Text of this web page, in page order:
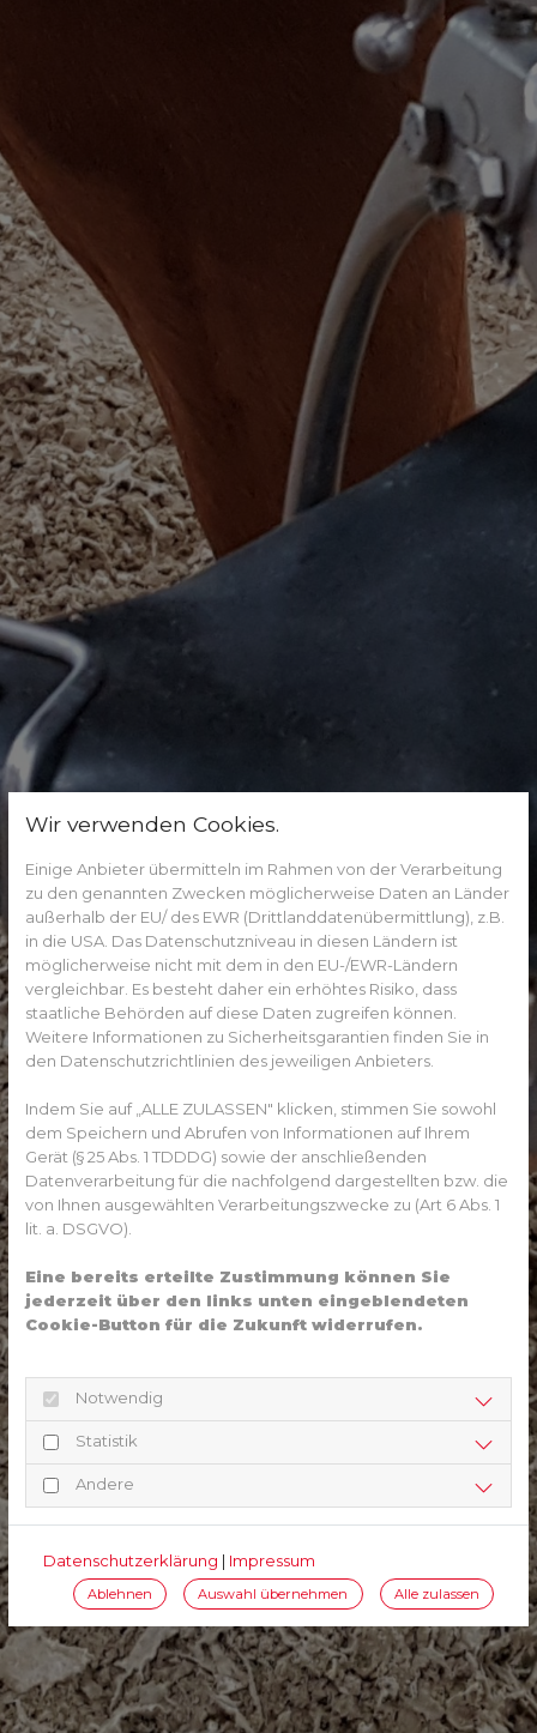
Wir verwenden Cookies.
Einige Anbieter übermitteln im Rahmen von der Verarbeitung
zu den genannten Zwecken möglicherweise Daten an Länder
außerhalb der EU/ des EWR (Drittlanddatenübermittlung), z.B.
in die USA. Das Datenschutzniveau in diesen Ländern ist
möglicherweise nicht mit dem in den EU-/EWR-Ländern
vergleichbar. Es besteht daher ein erhöhtes Risiko, dass
staatliche Behörden auf diese Daten zugreifen können.
Weitere Informationen zu Sicherheitsgarantien finden Sie in
den Datenschutzrichtlinien des jeweiligen Anbieters.
Indem Sie auf „ALLE ZULASSEN" klicken, stimmen Sie sowohl
dem Speichern und Abrufen von Informationen auf Ihrem
Gerät (§ 25 Abs. 1 TDDDG) sowie der anschließenden
Datenverarbeitung für die nachfolgend dargestellten bzw. die
von Ihnen ausgewählten Verarbeitungszwecke zu (Art 6 Abs. 1
lit. a. DSGVO).
Eine bereits erteilte Zustimmung können Sie
jederzeit über den links unten eingeblendeten
Cookie-Button für die Zukunft widerrufen.
Notwendig
Statistik
Andere
Datenschutzerklärung | Impressum
Ablehnen Auswahl übernehmen Alle zulassen